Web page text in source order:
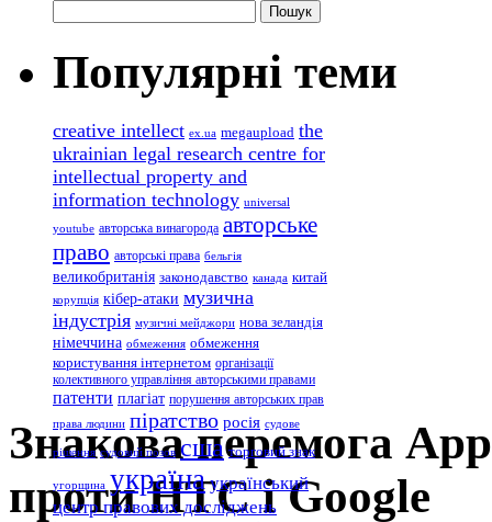
Популярні теми
creative intellect ex.ua megaupload the
ukrainian legal research centre for
intellectual property and
information technology universal
youtube авторська винагорода авторське
право авторські права бельгія
великобританія законодавство канада китай
корупція кібер-атаки музична
індустрія музичні мейджори нова зеландія
німеччина обмеження обмеження
користування інтернетом організації
колективного управління авторськими правами
патенти плагіат порушення авторських прав
права людини піратство росія судове
рішення судовий позов сша торговий знак
угорщина україна український
центр правових досліджень
Знакова перемога
проти HTC і Google